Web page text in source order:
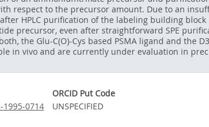
respect to the precursor amount. Due to an
HPLC purification of the labeling building block
precursor, even after straightforward SPE
the Glu-C(O)-Cys based PSMA ligand and the
in vivo and are currently under evaluation in
ORCID Put Code
0714 UNSPECIFIED